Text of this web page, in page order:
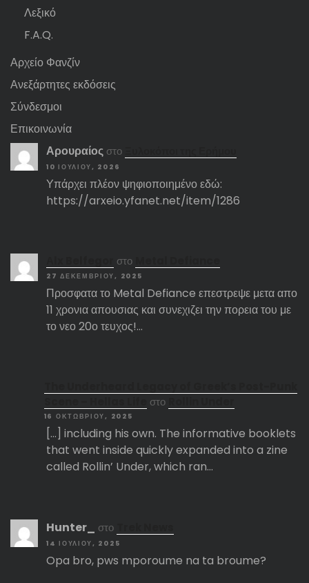
Λεξικό
F.A.Q.
Αρχείο Φανζίν
Ανεξάρτητες εκδόσεις
Σύνδεσμοι
Επικοινωνία
Αρουραίος στο
10 ΙΟΥΛΊΟΥ, 2026
Υπάρχει πλέον ψηφιοποιημένο εδώ:
https://arxeio.yfanet.net/item/1286
στο
27 ΔΕΚΕΜΒΡΊΟΥ, 2025
Προσφατα το Metal Defiance επεστρεψε μετα απο
11 χρονια απουσιας και συνεχιζει την πορεια του με
το νεο 20ο τευχος!…
στο
16 ΟΚΤΩΒΡΊΟΥ, 2025
[…] including his own. The informative booklets
that went inside quickly expanded into a zine
called Rollin’ Under, which ran…
Hunter_ στο
14 ΙΟΥΛΊΟΥ, 2025
Opa bro, pws mporoume na ta broume?